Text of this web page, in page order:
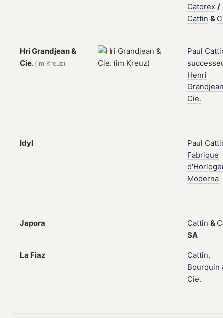
Catorex /
Cattin &
Hri Grandjean &
Cie. (im Kreuz)
Paul
Henri
Grandjean
Cie.
Idyl Paul
Fabrique
Moderna
Japora Cattin &
SA
La Fiaz
Cattin,
Bourquin
Cie.